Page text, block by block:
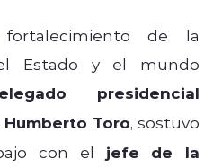
de la
Estado y el mundo
presidencial
Toro, sostuvo
con el jefe de la